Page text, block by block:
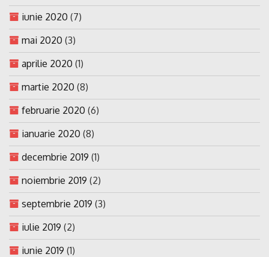
iunie 2020 (7)
mai 2020 (3)
aprilie 2020 (1)
martie 2020 (8)
februarie 2020 (6)
ianuarie 2020 (8)
decembrie 2019 (1)
noiembrie 2019 (2)
septembrie 2019 (3)
iulie 2019 (2)
iunie 2019 (1)